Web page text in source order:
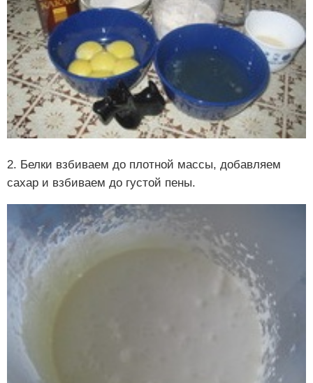
2. Белки взбиваем до плотной массы, добавляем
сахар и взбиваем до густой пены.